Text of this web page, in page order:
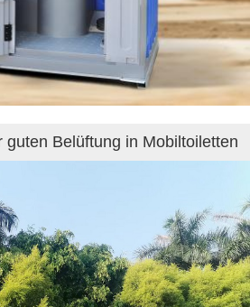
guten Belüftung in Mobiltoiletten